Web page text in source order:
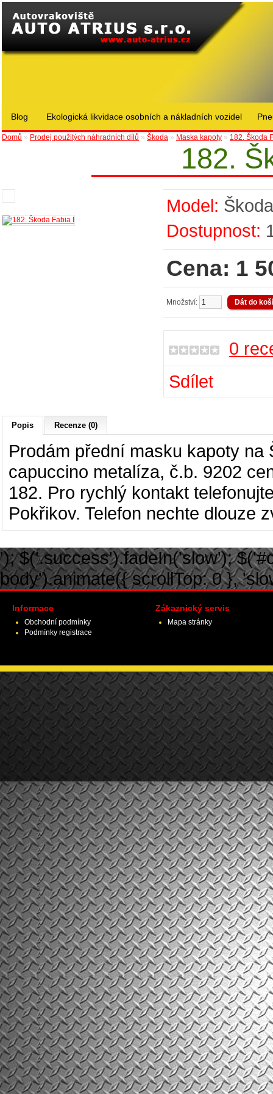
Blog Ekologická likvidace osobních a nákladních vozidel
Domů » Prodej použitých náhradních dílů » Škoda » Maska kapoty » 182. Škoda
182.
Model: Škoda
Dostupnost:
Cena: 1
Množství:
0
Sdílet
Popis Recenze (0)
Prodám přední masku kapoty
capuccino metalíza, č.b. 9202
182. Pro rychlý kontakt
Pokřikov. Telefon nechte dlouze
'); $('.success').fadeIn('slow');
body').animate({ scrollTop: 0 },
Informace
Obchodní podmínky
Podmínky registrace
Zákaznický servis
Mapa stránky